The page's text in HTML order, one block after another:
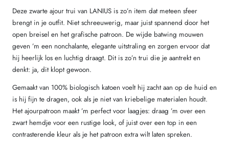
Deze zwarte ajour trui van LANIUS is zo’n item dat meteen sfeer
brengt in je outfit. Niet schreeuwerig, maar juist spannend door het
open breisel en het grafische patroon. De wijde batwing mouwen
geven ’m een nonchalante, elegante uitstraling en zorgen ervoor dat
hij heerlijk los en luchtig draagt. Dit is zo’n trui die je aantrekt en
denkt: ja, dit klopt gewoon.
Gemaakt van 100% biologisch katoen voelt hij zacht aan op de huid en
is hij fijn te dragen, ook als je niet van kriebelige materialen houdt.
Het ajourpatroon maakt ’m perfect voor laagjes: draag ’m over een
zwart hemdje voor een rustige look, of juist over een top in een
contrasterende kleur als je het patroon extra wilt laten spreken.